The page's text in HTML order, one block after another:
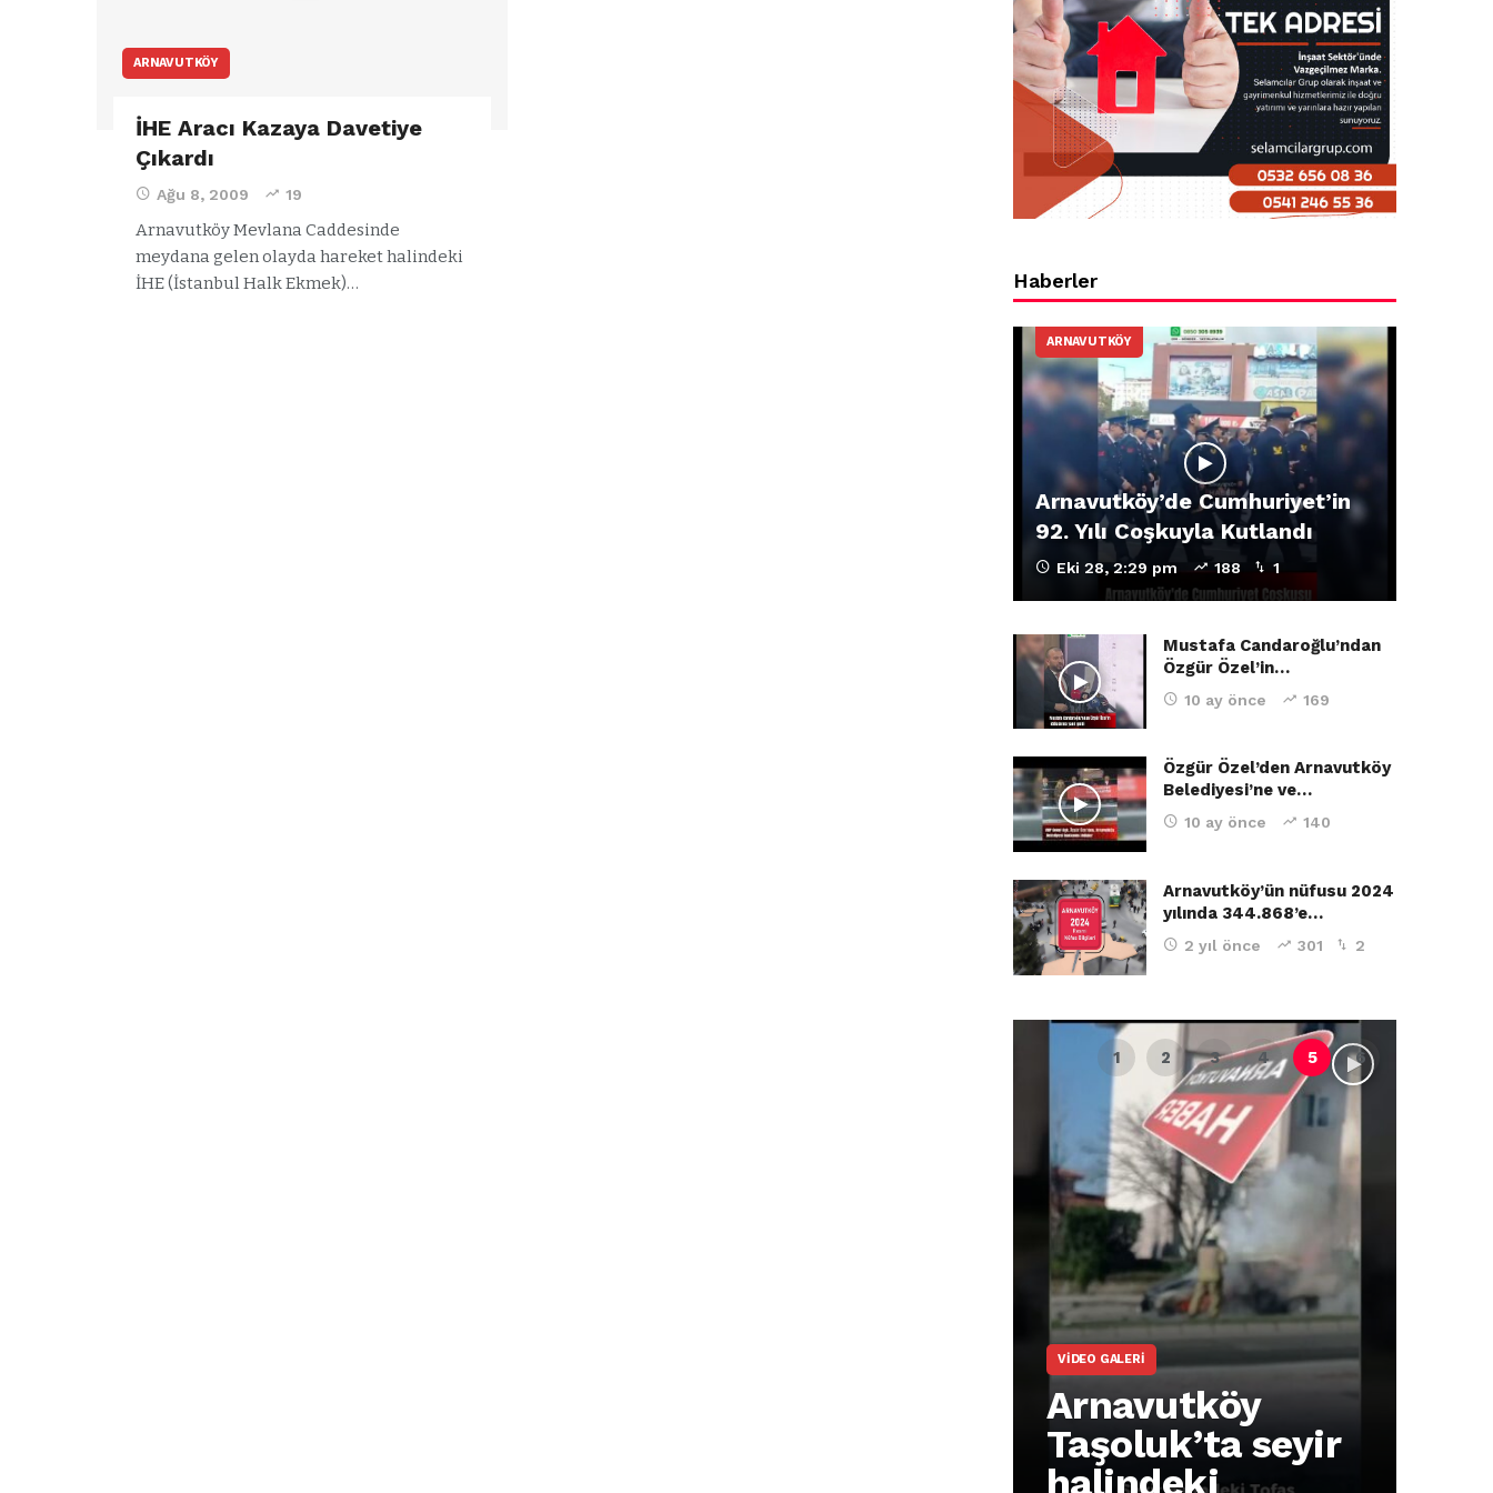
ARNAVUTKÖY
İHE Aracı Kazaya Davetiye
Çıkardı
Ağu 8, 2009 19
Arnavutköy Mevlana Caddesinde
meydana gelen olayda hareket halindeki
İHE (İstanbul Halk Ekmek)…
Haberler
ARNAVUTKÖY
Arnavutköy’de Cumhuriyet’in
92. Yılı Coşkuyla Kutlandı
Eki 28, 2:29 pm 188 1
Mustafa Candaroğlu’ndan
Özgür Özel’in…
10 ay önce 169
Özgür Özel’den Arnavutköy
Belediyesi’ne ve…
10 ay önce 140
Arnavutköy’ün nüfusu 2024
yılında 344.868’e…
2 yıl önce 301 2
VIDEO GALERI
Arnavutköy
Taşoluk’ta seyir
halindeki